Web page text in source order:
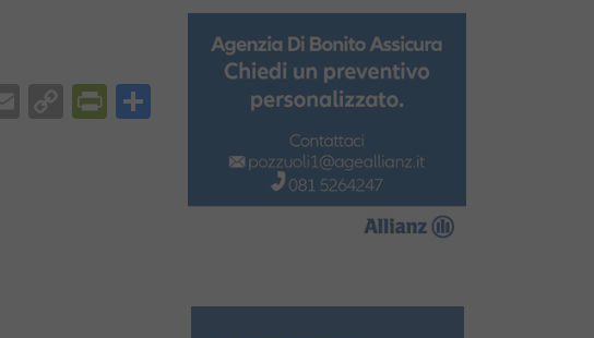
EmailCopyPrintFriendly
Condividi